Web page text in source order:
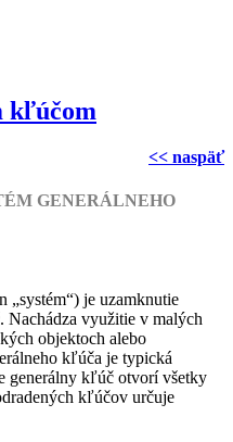
kľúčom
<< naspäť
GENERÁLNEHO
„systém“) je uzamknutie
. Nachádza využitie v malých
objektoch alebo
kľúča je typická
generálny kľúč otvorí všetky
kľúčov určuje